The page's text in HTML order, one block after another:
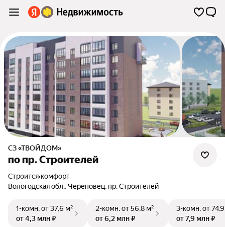
СЗ «ТВОЙДОМ»
по пр. Строителей
Строится•комфорт
Вологодская обл., Череповец, пр. Строителей
1-комн.от 37,6 м²
от 4,3 млн ₽
2-комн.от 56,8 м²
от 6,2 млн ₽
3-комн.от
от 7,9 млн ₽